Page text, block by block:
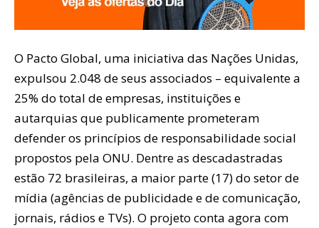
O Pacto Global, uma iniciativa das Nações Unidas,
expulsou 2.048 de seus associados – equivalente a
25% do total de empresas, instituições e
autarquias que publicamente prometeram
defender os princípios de responsabilidade social
propostos pela ONU. Dentre as descadastradas
estão 72 brasileiras, a maior parte (17) do setor de
mídia (agências de publicidade e de comunicação,
jornais, rádios e TVs). O projeto conta agora com